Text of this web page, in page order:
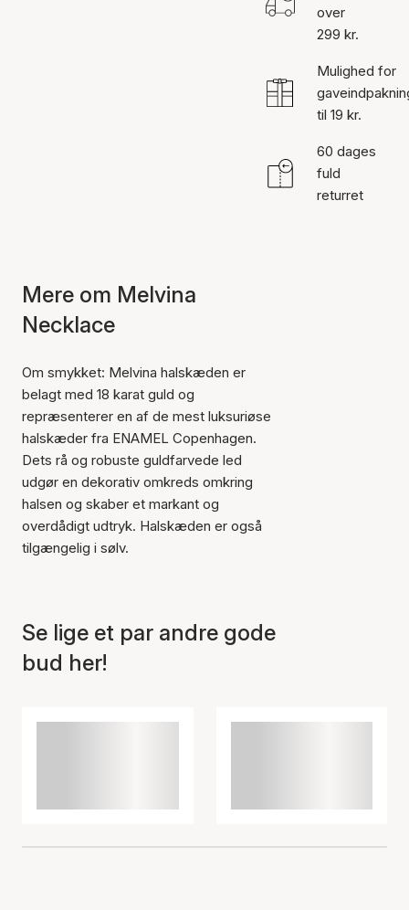
over
299 kr.
Mulighed for
til 19 kr.
60 dages
fuld
returret
Mere om Melvina
Necklace
Om smykket: Melvina halskæden er
belagt med 18 karat guld og
repræsenterer en af de mest luksuriøse
halskæder fra ENAMEL Copenhagen.
Dets rå og robuste guldfarvede led
udgør en dekorativ omkreds omkring
halsen og skaber et markant og
overdådigt udtryk. Halskæden er også
tilgængelig i sølv.
Se lige et par andre gode
bud her!